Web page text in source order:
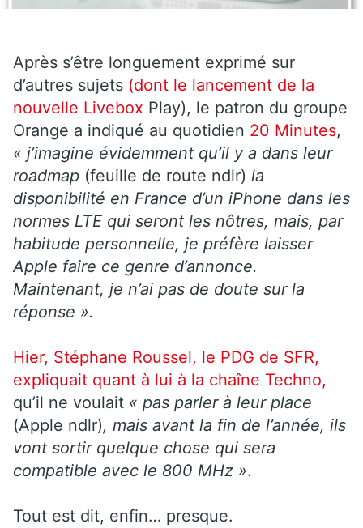
Après s’être longuement exprimé sur
d’autres sujets (dont le lancement de la
nouvelle Livebox Play), le patron du groupe
Orange a indiqué au quotidien 20 Minutes,
« j’imagine évidemment qu’il y a dans leur
roadmap (feuille de route ndlr) la
disponibilité en France d’un iPhone dans les
normes LTE qui seront les nôtres, mais, par
habitude personnelle, je préfère laisser
Apple faire ce genre d’annonce.
Maintenant, je n’ai pas de doute sur la
réponse ».
Hier, Stéphane Roussel, le PDG de SFR,
expliquait quant à lui à la chaîne Techno,
qu’il ne voulait « pas parler à leur place
(Apple ndlr), mais avant la fin de l’année, ils
vont sortir quelque chose qui sera
compatible avec le 800 MHz ».
Tout est dit, enfin… presque.